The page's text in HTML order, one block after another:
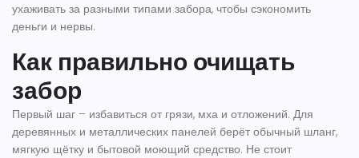
ухаживать за разными типами забора, чтобы сэкономить
деньги и нервы.
Как правильно очищать
забор
Первый шаг – избавиться от грязи, мха и отложений. Для
деревянных и металлических панелей берёт обычный шланг,
мягкую щётку и бытовой моющий средство. Не стоит